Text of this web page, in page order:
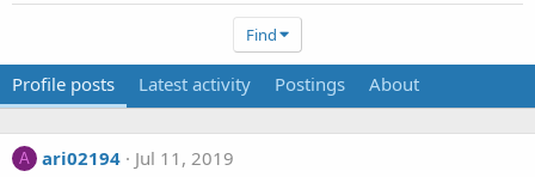
Find
Profile posts Latest activity Postings About
A ari02194
Jul 11, 2019